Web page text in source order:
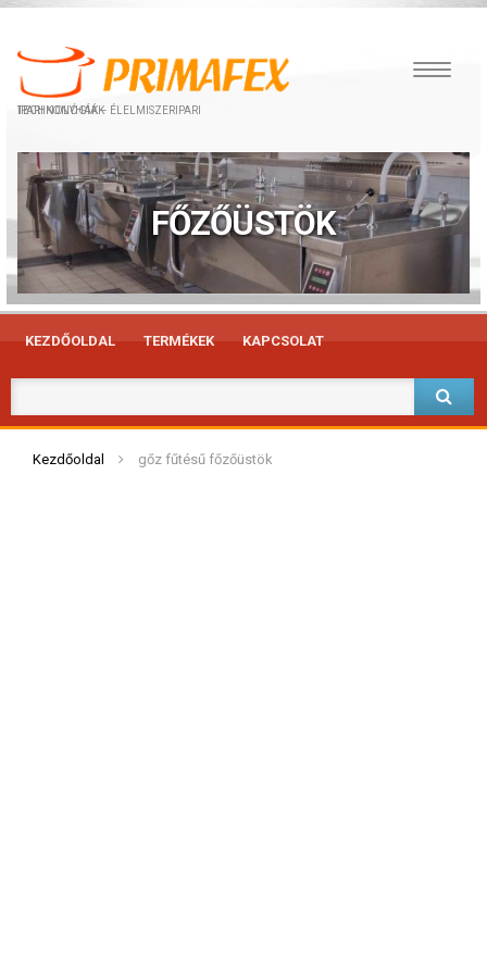
IPARI KONYHÁK – ÉLELMISZERIPARI TECHNOLÓGIÁK
FŐZŐÜSTÖK
KEZDŐOLDAL TERMÉKEK KAPCSOLAT
Kezdőoldal gőz fűtésű főzőüstök